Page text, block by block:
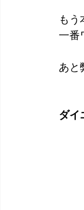
もう
一番
あと
ダイ